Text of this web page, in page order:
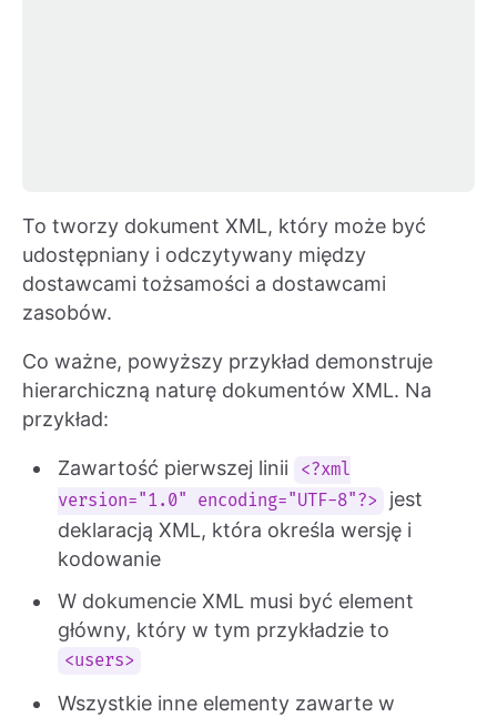
To tworzy dokument XML, który może być
udostępniany i odczytywany między
dostawcami tożsamości a dostawcami
zasobów.
Co ważne, powyższy przykład demonstruje
hierarchiczną naturę dokumentów XML. Na
przykład:
Zawartość pierwszej linii
<?xml
version="1.0" encoding="UTF-8"?>
jest
deklaracją XML, która określa wersję i
kodowanie
W dokumencie XML musi być element
główny, który w tym przykładzie to
<users>
Wszystkie inne elementy zawarte w